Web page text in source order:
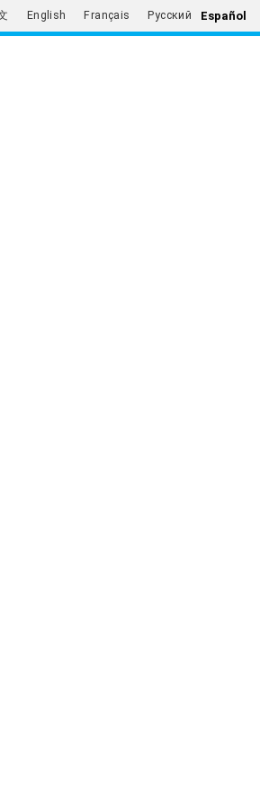
English Français Русский Español